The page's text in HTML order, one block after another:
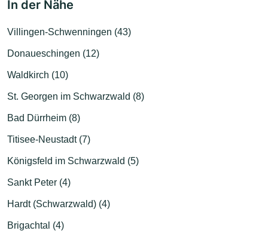
In der Nähe
Villingen-Schwenningen (43)
Donaueschingen (12)
Waldkirch (10)
St. Georgen im Schwarzwald (8)
Bad Dürrheim (8)
Titisee-Neustadt (7)
Königsfeld im Schwarzwald (5)
Sankt Peter (4)
Hardt (Schwarzwald) (4)
Brigachtal (4)